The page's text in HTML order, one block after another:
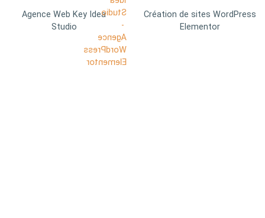
Agence Web Key Idea
Studio
Création de sites WordPress
Elementor